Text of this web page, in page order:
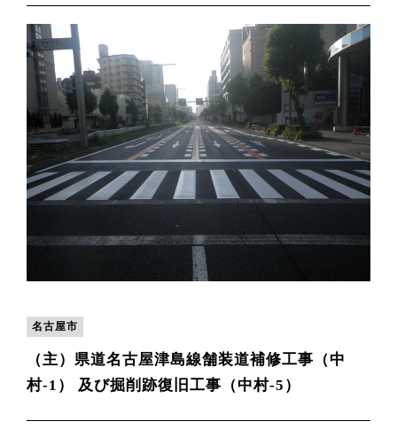
名古屋市
（主）県道名古屋津島線舗装道補修工事（中
村-1） 及び掘削跡復旧工事（中村-5）